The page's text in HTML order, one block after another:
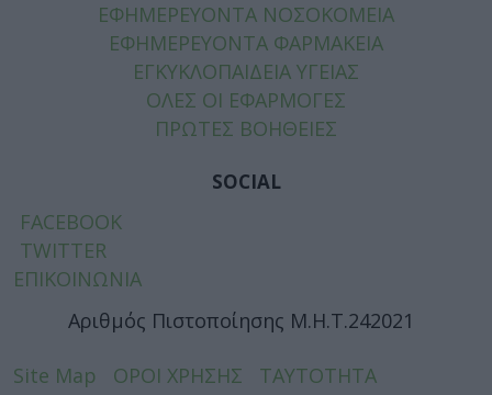
ΕΦΗΜΕΡΕΥΟΝΤΑ ΝΟΣΟΚΟΜΕΙΑ
ΕΦΗΜΕΡΕΥΟΝΤΑ ΦΑΡΜΑΚΕΙΑ
ΕΓΚΥΚΛΟΠΑΙΔΕΙΑ ΥΓΕΙΑΣ
ΟΛΕΣ ΟΙ ΕΦΑΡΜΟΓΕΣ
ΠΡΩΤΕΣ ΒΟΗΘΕΙΕΣ
SOCIAL
FACEBOOK
TWITTER
ΕΠΙΚΟΙΝΩΝΙΑ
Αριθμός Πιστοποίησης Μ.Η.Τ.242021
Site Map ΟΡΟΙ ΧΡΗΣΗΣ
ΤΑΥΤΟΤΗΤΑ